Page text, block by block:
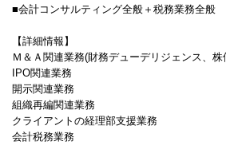
■会計コンサルティング全般＋税務業務全般
【詳細情報】
Ｍ＆Ａ関連業務(財務デューデリジェンス、株
IPO関連業務
開示関連業務
組織再編関連業務
クライアントの経理部支援業務
会計税務業務